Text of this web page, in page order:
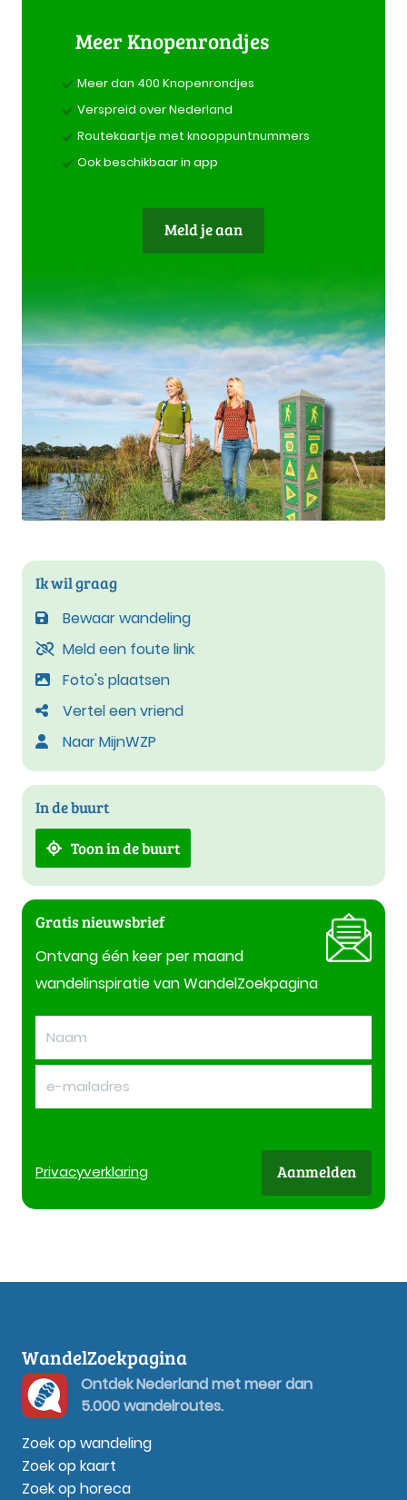
Meer Knopenrondjes
Meer dan 400 Knopenrondjes
Verspreid over Nederland
Routekaartje met knooppuntnummers
Ook beschikbaar in app
Meld je aan
Ik wil graag
Bewaar wandeling
Meld een foute link
Foto's plaatsen
Vertel een vriend
Naar MijnWZP
In de buurt
Toon in de buurt
Gratis nieuwsbrief
Ontvang één keer per maand
wandelinspiratie van WandelZoekpagina
Privacyverklaring Aanmelden
WandelZoekpagina
Ontdek Nederland met meer dan
5.000 wandelroutes.
Zoek op wandeling
Zoek op kaart
Zoek op horeca